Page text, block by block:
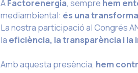
AFactorenergia, sempre hem
mediambiental: és una
La nostra participació al Congrés
la eficiència, la transparència i la
Amb aquesta presència, hem